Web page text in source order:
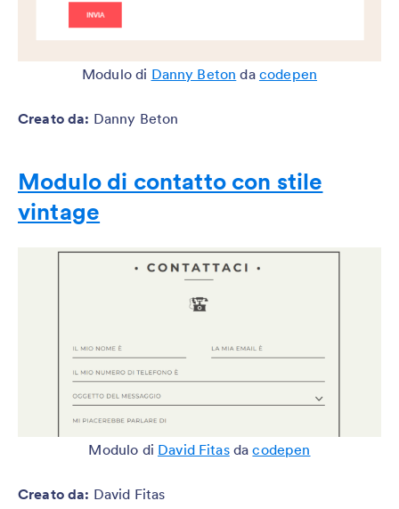
Modulo di Danny Beton da codepen
Creato da: Danny Beton
Modulo di contatto con stile
vintage
Modulo di David Fitasdacodepen
Creato da: David Fitas